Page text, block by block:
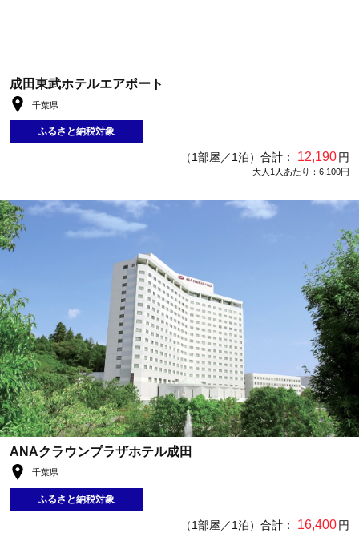
成田東武ホテルエアポート
千葉県
ふるさと納税対象
（1部屋／1泊）合計： 12,190円
大人1人あたり：6,100円
ANAクラウンプラザホテル成田
千葉県
ふるさと納税対象
（1部屋／1泊）合計： 16,400円